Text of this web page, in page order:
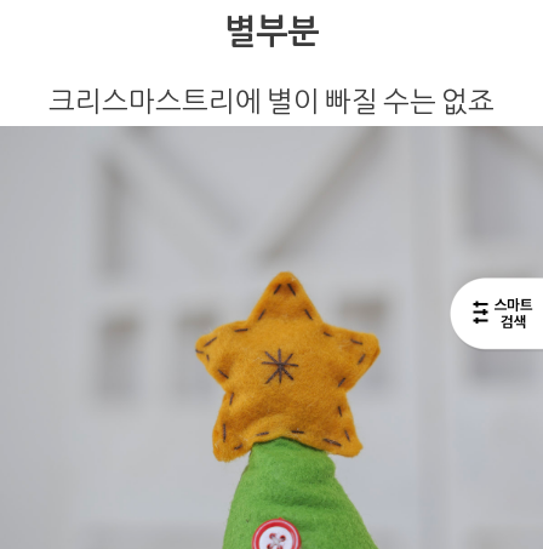
별부분
크리스마스트리에 별이 빠질 수는 없죠